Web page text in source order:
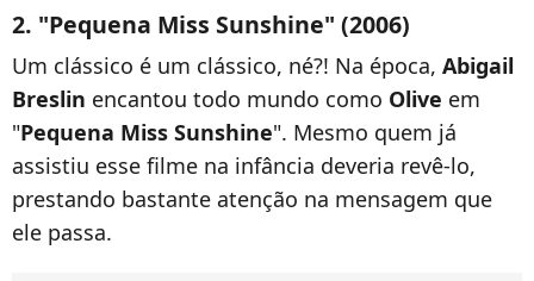
2. "Pequena Miss Sunshine" (2006)
Um clássico é um clássico, né?! Na época, Abigail
Breslin encantou todo mundo como Olive em
"Pequena Miss Sunshine". Mesmo quem já
assistiu esse filme na infância deveria revê-lo,
prestando bastante atenção na mensagem que
ele passa.